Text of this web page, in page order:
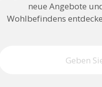
neue Angebote
Wohlbefindens